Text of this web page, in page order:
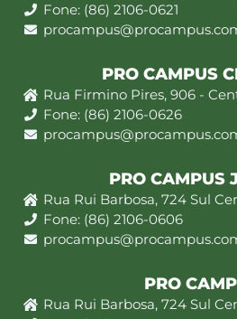
Fone: (86) 2106-0621
PRO CAMPUS
Rua Firmino Pires, 906 -
Fone: (86) 2106-0626
PRO CAMPUS
Rua Rui Barbosa, 724 Sul
Fone: (86) 2106-0606
PRO
Rua Rui Barbosa, 724 Sul